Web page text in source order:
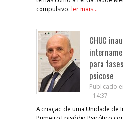
compulsivo. ler mais...
CHUC
para
psicose
Publicado
- 14:37
A criação de uma Unidade de